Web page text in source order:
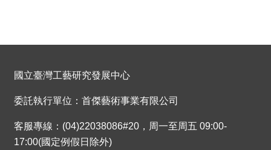
國立臺灣工藝研究發展中心
委託執行單位：首傑藝術事業有限公司
客服專線：(04)22038086#20，周一至周五 09:00-
17:00(國定例假日除外)